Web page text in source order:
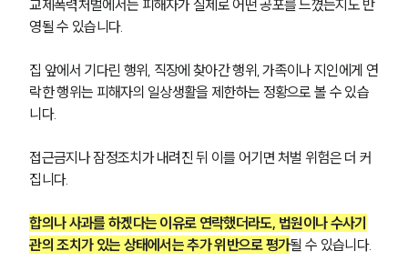
교제폭력처벌에서는 피해자가 실제로 어떤 공포를 느꼈는지도 반
영될 수 있습니다.
집 앞에서 기다린 행위, 직장에 찾아간 행위, 가족이나 지인에게 연
락한 행위는 피해자의 일상생활을 제한하는 정황으로 볼 수 있습
니다.
접근금지나 잠정조치가 내려진 뒤 이를 어기면 처벌 위험은 더 커
집니다.
합의나 사과를 하겠다는 이유로 연락했더라도, 법원이나 수사기
관의 조치가 있는 상태에서는 추가 위반으로 평가될 수 있습니다.